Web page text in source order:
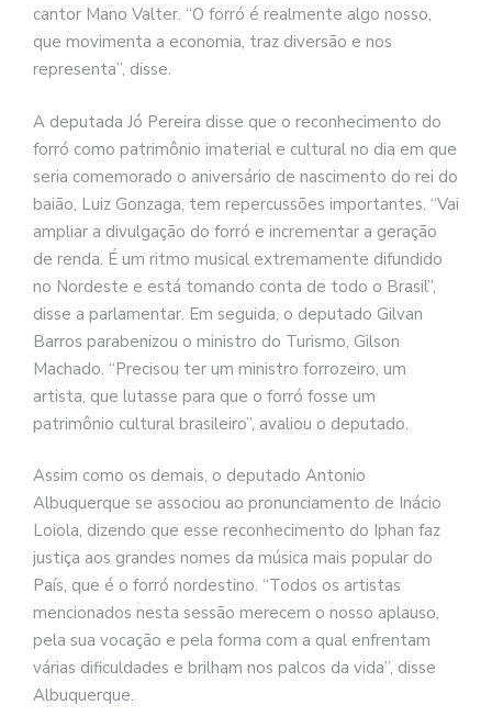
cantor Mano Valter. “O forró é realmente algo nosso,
que movimenta a economia, traz diversão e nos
representa”, disse.
A deputada Jó Pereira disse que o reconhecimento do
forró como patrimônio imaterial e cultural no dia em que
seria comemorado o aniversário de nascimento do rei do
baião, Luiz Gonzaga, tem repercussões importantes. “Vai
ampliar a divulgação do forró e incrementar a geração
de renda. É um ritmo musical extremamente difundido
no Nordeste e está tomando conta de todo o Brasil”,
disse a parlamentar. Em seguida, o deputado Gilvan
Barros parabenizou o ministro do Turismo, Gilson
Machado. “Precisou ter um ministro forrozeiro, um
artista, que lutasse para que o forró fosse um
patrimônio cultural brasileiro”, avaliou o deputado.
Assim como os demais, o deputado Antonio
Albuquerque se associou ao pronunciamento de Inácio
Loiola, dizendo que esse reconhecimento do Iphan faz
justiça aos grandes nomes da música mais popular do
País, que é o forró nordestino. “Todos os artistas
mencionados nesta sessão merecem o nosso aplauso,
pela sua vocação e pela forma com a qual enfrentam
várias dificuldades e brilham nos palcos da vida”, disse
Albuquerque.